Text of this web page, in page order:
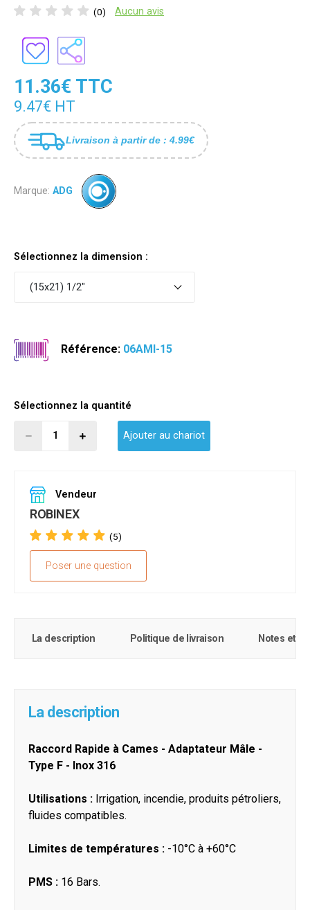
(0) Aucun avis
11.36€ TTC
9.47€ HT
Livraison à partir de : 4.99€
Marque: ADG
Sélectionnez la dimension :
(15x21) 1/2"
Référence: 06AMI-15
Sélectionnez la quantité
Ajouter au chariot
Vendeur
ROBINEX
(5)
Poser une question
La description Politique de livraison Notes et
La description
Raccord Rapide à Cames - Adaptateur Mâle -
Type F - Inox 316
Utilisations : Irrigation, incendie, produits pétroliers,
fluides compatibles.
Limites de températures : -10°C à +60°C
PMS : 16 Bars.